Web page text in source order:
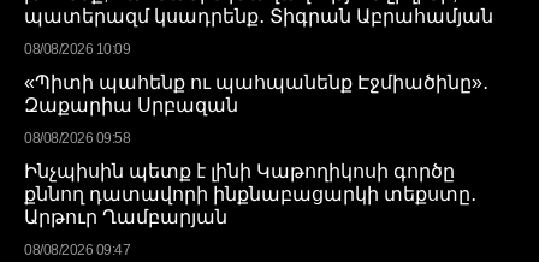
պատերազմ կսադրենք․ Տիգրան Աբրահամյան
08/08/2026 10:09
«Պիտի պահենք ու պահպանենք Էջմիածինը»․
Զաքարիա Սրբազան
08/08/2026 09:58
Ինչպիսին պետք է լինի Կաթողիկոսի գործը
քննող դատավորի ինքնաբացարկի տեքստը․
Արթուր Ղամբարյան
08/08/2026 09:47